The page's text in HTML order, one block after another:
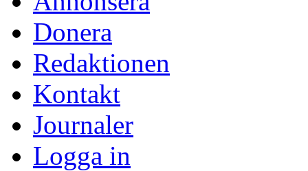
Donera
Redaktionen
Kontakt
Journaler
Logga in